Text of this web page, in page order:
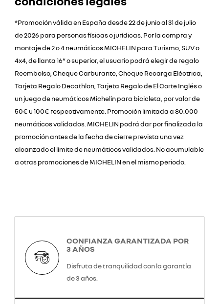
*Promoción válida en España desde 22 de junio al 31 de julio
de 2026 para personas físicas o jurídicas. Por la compra y
montaje de 2 o 4 neumáticos MICHELIN para Turismo, SUV o
4x4, de llanta 16” o superior, el usuario podrá elegir de regalo
Reembolso, Cheque Carburante, Cheque Recarga Eléctrica,
Tarjeta Regalo Decathlon, Tarjeta Regalo de El Corte Inglés o
un juego de neumáticos Michelin para bicicleta, por valor de
50€ u 100€ respectivamente. Promoción limitada a 80.000
neumáticos validados. MICHELIN podrá dar por finalizada la
promoción antes de la fecha de cierre prevista una vez
alcanzado el límite de neumáticos validados. No acumulable
a otras promociones de MICHELIN en el mismo periodo.
CONFIANZA GARANTIZADA POR
3 AÑOS
Disfruta de tranquilidad con la garantía
de 3 años.